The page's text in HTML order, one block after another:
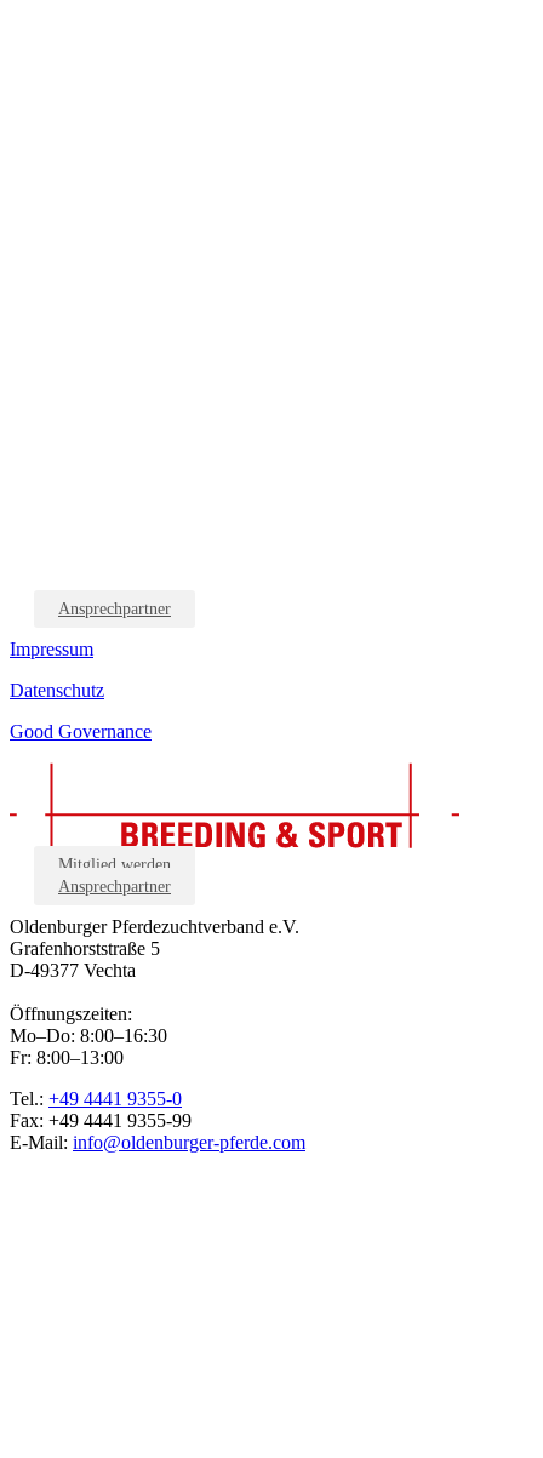
Ansprechpartner
Impressum
Datenschutz
Good Governance
Mitglied werden
Ansprechpartner
Oldenburger Pferdezuchtverband e.V.
Grafenhorststraße 5
D-49377 Vechta
Öffnungszeiten:
Mo–Do: 8:00–16:30
Fr: 8:00–13:00
Tel.: +49 4441 9355-0
Fax: +49 4441 9355-99
E-Mail: info@oldenburger-pferde.com